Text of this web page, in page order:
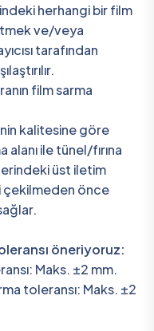
herhangi bir film
ve/veya
tarafından
film sarma
kalitesine göre
ile tünel/fırına
üst iletim
çekilmeden önce
öneriyoruz:
Maks. ±2 mm.
toleransı: Maks. ±2